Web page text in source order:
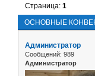
ОСНОВНЫЕ
Страница:1
Администратор
Сообщений: 989
Администратор